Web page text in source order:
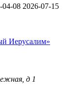
04-08 2026-07-15
Иерусалим»
д 1